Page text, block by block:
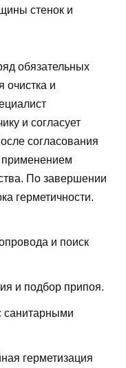
стенок и
обязательных
очистка и
и согласует
согласования
применением
По завершении
герметичности.
и поиск
и подбор припоя.
санитарными
герметизация